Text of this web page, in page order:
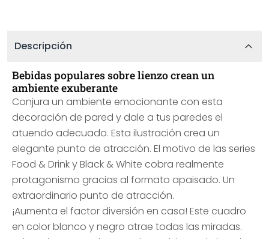
Descripción
Bebidas populares sobre lienzo crean un
ambiente exuberante
Conjura un ambiente emocionante con esta
decoración de pared y dale a tus paredes el
atuendo adecuado. Esta ilustración crea un
elegante punto de atracción. El motivo de las series
Food & Drink y Black & White cobra realmente
protagonismo gracias al formato apaisado. Un
extraordinario punto de atracción.
¡Aumenta el factor diversión en casa! Este cuadro
en color blanco y negro atrae todas las miradas.